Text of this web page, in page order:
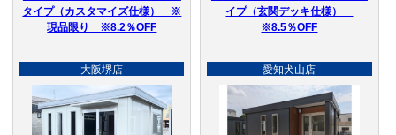
タイプ（カスタマイズ仕様） ※
現品限り ※8.2％OFF
大阪堺店
イプ（玄関デッキ仕様）
※8.5％OFF
愛知犬山店